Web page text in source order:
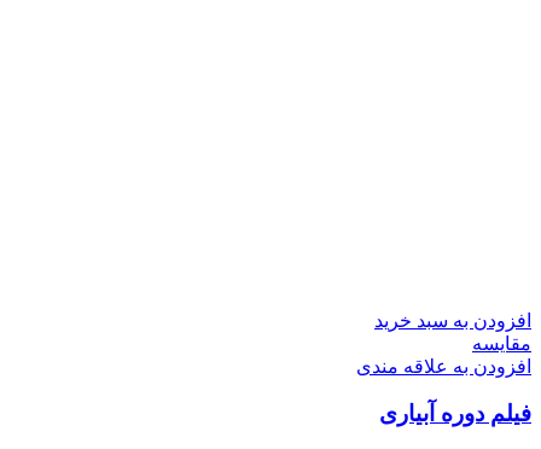
افزودن به سبد خرید
مقایسه
افزودن به علاقه مندی
فیلم دوره آبیاری